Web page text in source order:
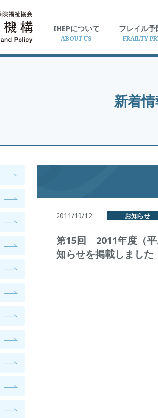
IHEPについて
ABOUT US
フレイル
FRAILTY
新着
2011/10/12 お知らせ
第15回 2011年度（平
知らせを掲載しました